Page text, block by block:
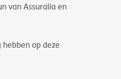
van Assuralia en
op deze